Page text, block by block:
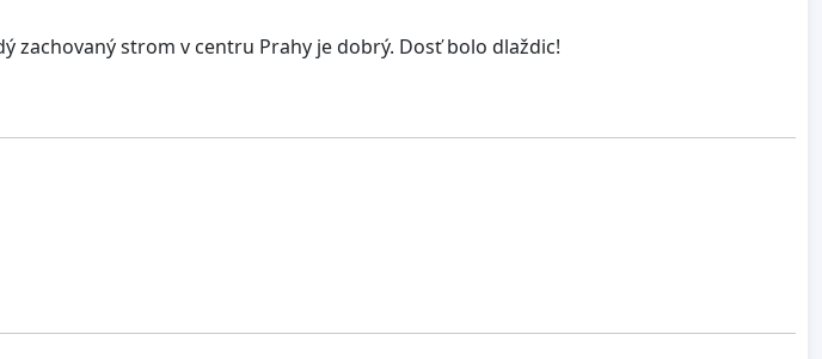
zachovaný strom v centru Prahy je dobrý. Dosť bolo dlaždic!